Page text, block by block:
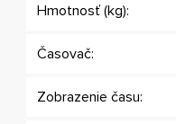
Hmotnosť (kg):
Časovač:
Zobrazenie času: